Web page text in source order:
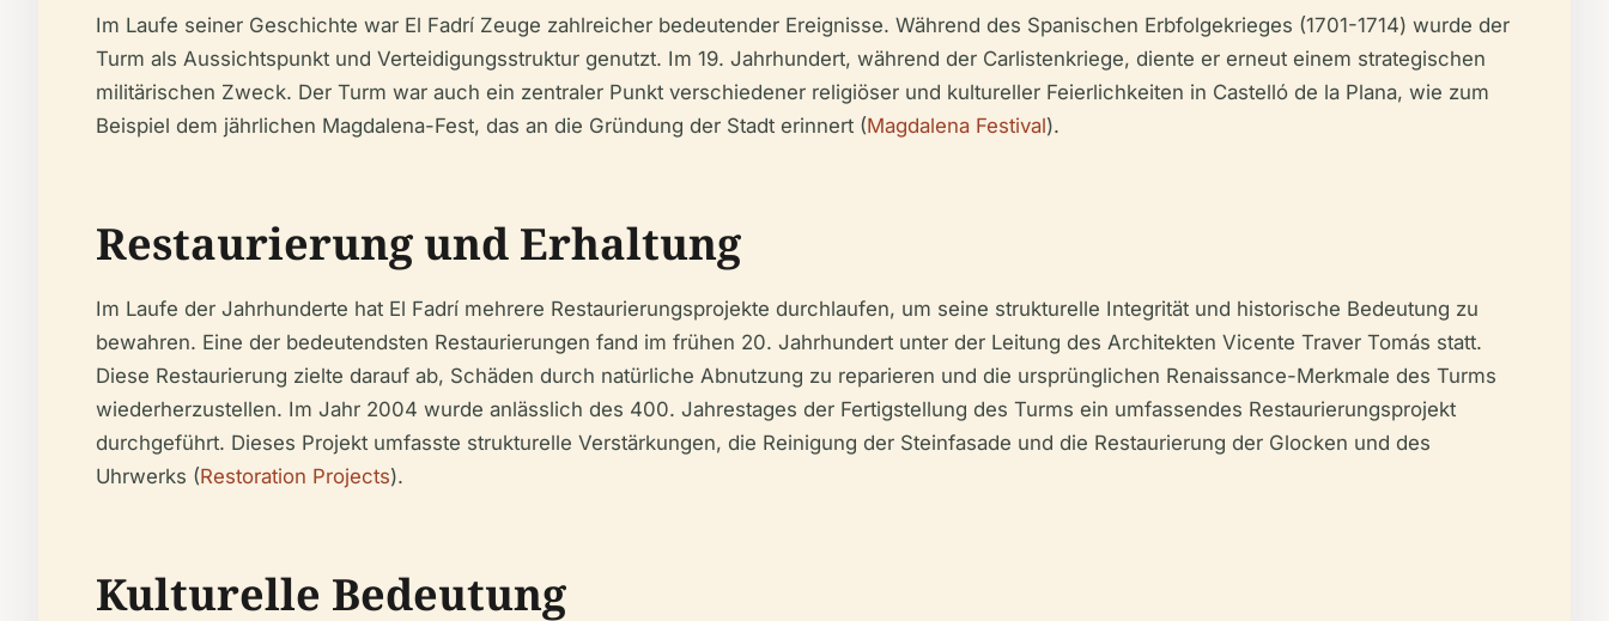
Im Laufe seiner Geschichte war El Fadrí Zeuge zahlreicher bedeutender Ereignisse. Während des Spanischen Erbfolgekrieges (1701-1714) wurde der
Turm als Aussichtspunkt und Verteidigungsstruktur genutzt. Im 19. Jahrhundert, während der Carlistenkriege, diente er erneut einem strategischen
militärischen Zweck. Der Turm war auch ein zentraler Punkt verschiedener religiöser und kultureller Feierlichkeiten in Castelló de la Plana, wie zum
Beispiel dem jährlichen Magdalena-Fest, das an die Gründung der Stadt erinnert (Magdalena Festival).
Restaurierung und Erhaltung
Im Laufe der Jahrhunderte hat El Fadrí mehrere Restaurierungsprojekte durchlaufen, um seine strukturelle Integrität und historische Bedeutung zu
bewahren. Eine der bedeutendsten Restaurierungen fand im frühen 20. Jahrhundert unter der Leitung des Architekten Vicente Traver Tomás statt.
Diese Restaurierung zielte darauf ab, Schäden durch natürliche Abnutzung zu reparieren und die ursprünglichen Renaissance-Merkmale des Turms
wiederherzustellen. Im Jahr 2004 wurde anlässlich des 400. Jahrestages der Fertigstellung des Turms ein umfassendes Restaurierungsprojekt
durchgeführt. Dieses Projekt umfasste strukturelle Verstärkungen, die Reinigung der Steinfasade und die Restaurierung der Glocken und des
Uhrwerks (Restoration Projects).
Kulturelle Bedeutung